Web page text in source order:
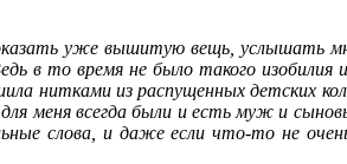
уже вышитую вещь, услышать
то время не было такого изобилия и
нитками из распущенных детских
меня всегда были и есть муж и
слова, и даже если что-то не